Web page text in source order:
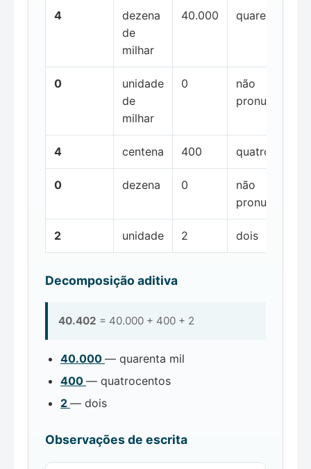
4
dezena
de
milhar
40.000 quarenta mil
0
unidade
de
milhar
0
não
pronunciada
4 centena 400 quatrocentos
0 dezena 0
não
pronunciada
2 unidade 2 dois
Decomposição aditiva
40.402 = 40.000 + 400 + 2
40.000 — quarenta mil
400 — quatrocentos
2 — dois
Observações de escrita